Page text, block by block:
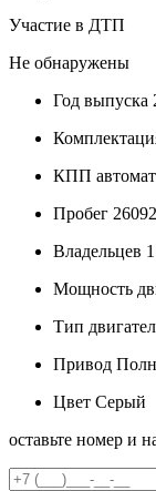
Участие в ДТП
Не обнаружены
Год выпуска
КПП автомат
Пробег
Владельцев 1
Мощность
Тип
Привод
Цвет Серый
оставьте номер и